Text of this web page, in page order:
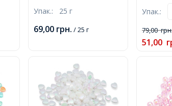
Безбарвний, 8мм, Отвір
Упак.: 25 г
69,00 грн. / 25 г
1.5мм,
Упак.:
79,00
51,00